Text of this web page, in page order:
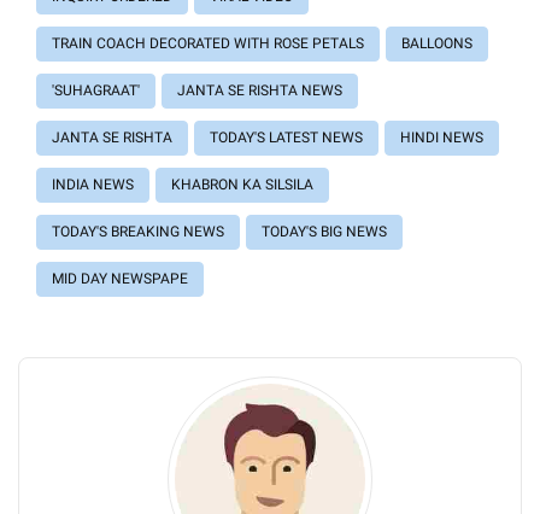
TRAIN COACH DECORATED WITH ROSE PETALS BALLOONS
'SUHAGRAAT' JANTA SE RISHTA NEWS
JANTA SE RISHTA TODAY'S LATEST NEWS HINDI NEWS
INDIA NEWS KHABRON KA SILSILA
TODAY'S BREAKING NEWS TODAY'S BIG NEWS
MID DAY NEWSPAPE